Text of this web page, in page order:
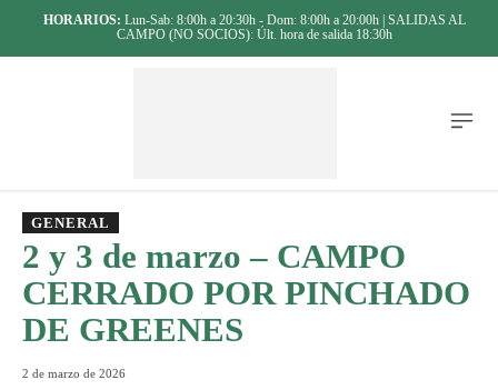
HORARIOS: Lun-Sab: 8:00h a 20:30h - Dom: 8:00h a 20:00h | SALIDAS AL
CAMPO (NO SOCIOS): Últ. hora de salida 18:30h
GENERAL
2 y 3 de marzo – CAMPO
CERRADO POR PINCHADO
DE GREENES
2 de marzo de 2026